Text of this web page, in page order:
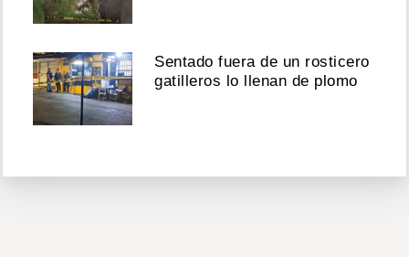
Sentado fuera de un rosticero
gatilleros lo llenan de plomo